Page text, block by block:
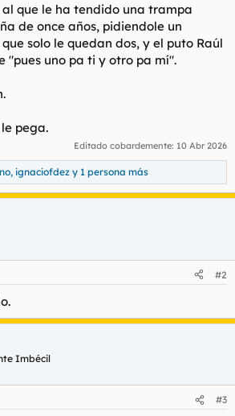
que le ha tendido una trampa
de once años, pidiendole un
solo le quedan dos, y el puto Raúl
"pues uno pa ti y otro pa mí".
pega.
Editado cobardemente: 10 Abr 2026
, ignaciofdez y 1 persona más
#2
Imbécil
#3